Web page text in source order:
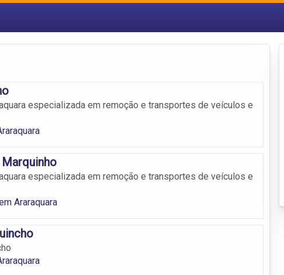
especializada em remoção e transportes de veículos e
especializada em remoção e transportes de veículos e
Araraquara